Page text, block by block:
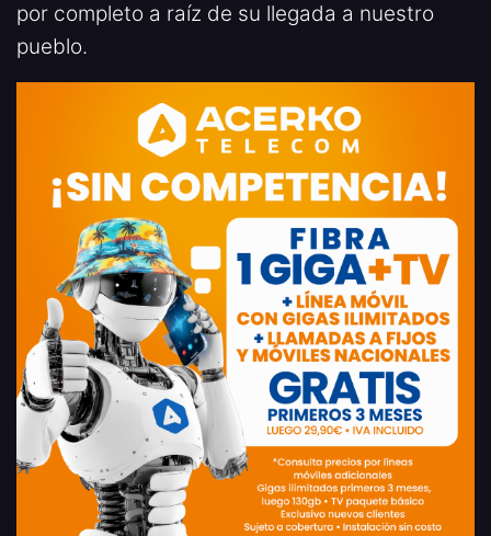
por completo a raíz de su llegada a nuestro
pueblo.